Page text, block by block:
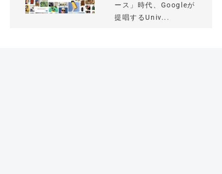
ース」時代、Googleが
提唱するUniv...